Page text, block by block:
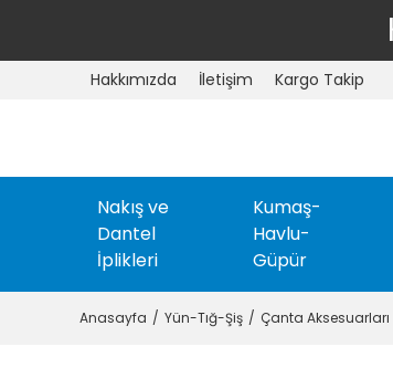
Hakkımızda İletişim Kargo Takip
Nakış ve
Dantel
İplikleri
Kumaş-
Havlu-
Güpür
Anasayfa Yün-Tığ-Şiş Çanta Aksesuarları